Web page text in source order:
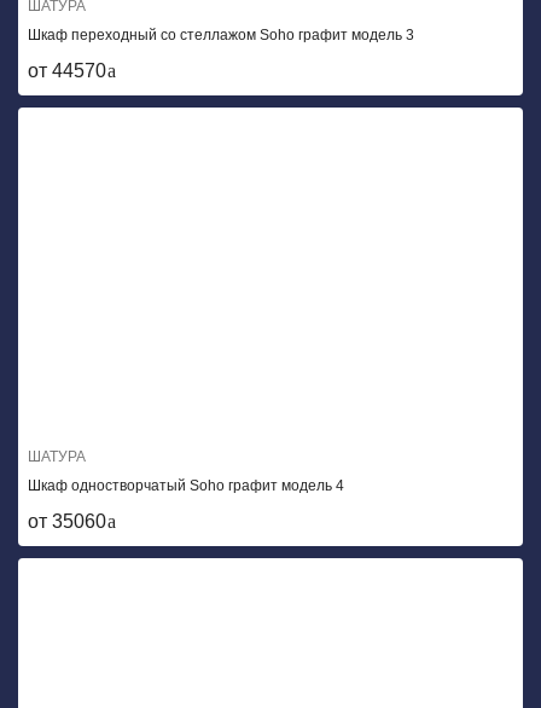
ШАТУРА
Шкаф переходный со стеллажом Soho графит модель 3
от 44570
ШАТУРА
Шкаф одностворчатый Soho графит модель 4
от 35060